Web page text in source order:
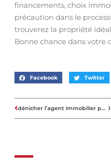
financements, choix
précaution dans le
trouverez la propriété
Bonne chance dans votre
Facebook Twitter
dénicher l’agent immobilier parfait : astuces et secrets révélés !